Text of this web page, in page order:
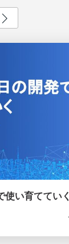
い育てていく